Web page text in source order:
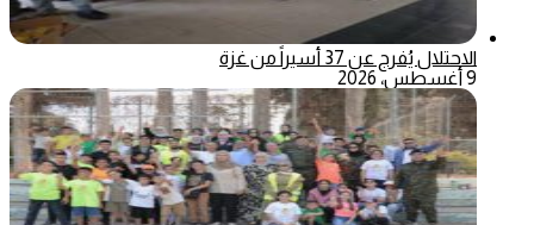
الاحتلال يُفرج عن 37 أسيراً من غزة
9 أغسطس، 2026